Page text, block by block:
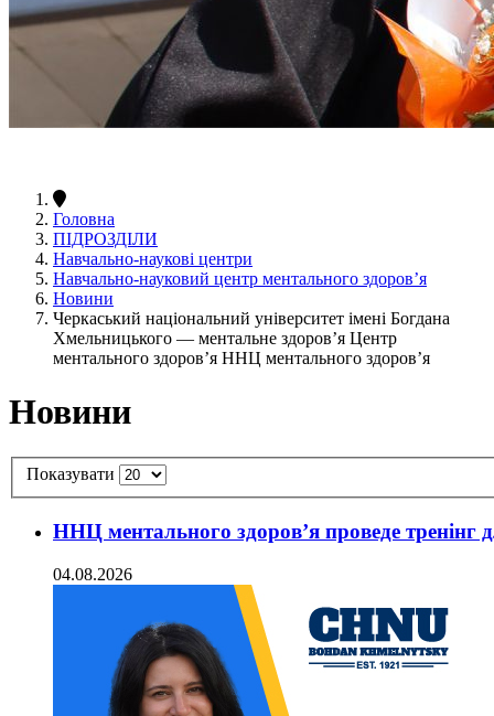
Головна
ПІДРОЗДІЛИ
Навчально-наукові центри
Навчально-науковий центр ментального здоров’я
Новини
Черкаський національний університет імені Богдана
Хмельницького — ментальне здоров’я Центр
ментального здоров’я ННЦ ментального здоров’я
Новини
Показувати
ННЦ ментального здоров’я проведе тренінг
04.08.2026